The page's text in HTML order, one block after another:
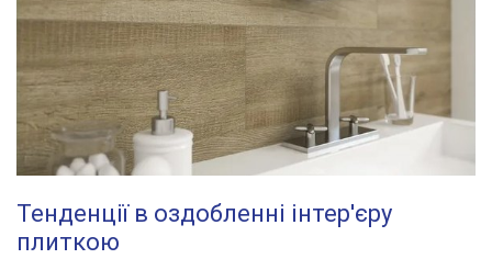
Тенденції в оздобленні інтер'єру
плиткою